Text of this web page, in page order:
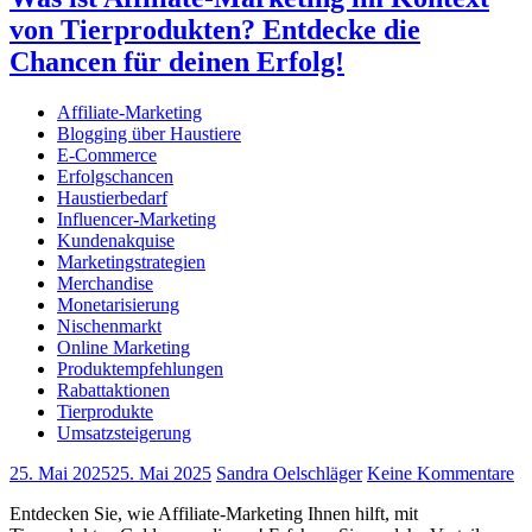
von Tierprodukten? Entdecke die
Chancen für deinen Erfolg!
Affiliate-Marketing
Blogging über Haustiere
E-Commerce
Erfolgschancen
Haustierbedarf
Influencer-Marketing
Kundenakquise
Marketingstrategien
Merchandise
Monetarisierung
Nischenmarkt
Online Marketing
Produktempfehlungen
Rabattaktionen
Tierprodukte
Umsatzsteigerung
25. Mai 202525. Mai 2025 Sandra Oelschläger Keine Kommentare
Entdecken Sie, wie Affiliate-Marketing Ihnen hilft, mit